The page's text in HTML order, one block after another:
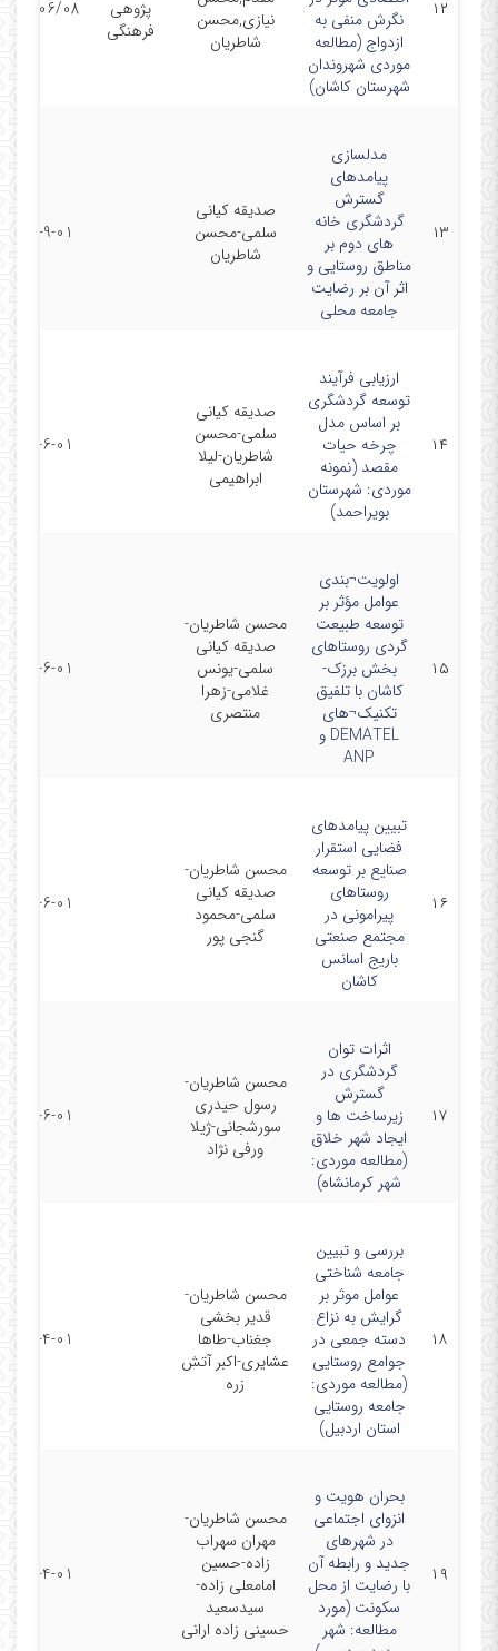
۱۲
نگرش منفی به
ازدواج (مطالعه
موردی شهروندان
شهرستان کاشان)
نیازی,محسن
شاطریان
پژوهی
فرهنگی
06/08
۱۳
مدلسازی
پیامدهای
گسترش
گردشگری خانه
های دوم بر
مناطق روستایی و
اثر آن بر رضایت
جامعه محلی
صدیقه کیانی
سلمی-محسن
شاطریان
2017-9-01
۱۴
ارزیابی فرآیند
توسعه گردشگری
بر اساس مدل
چرخه حیات
مقصد (نمونه
موردی: شهرستان
بویراحمد)
صدیقه کیانی
سلمی-محسن
شاطریان-لیلا
ابراهیمی
2017-6-01
۱۵
اولویت¬بندی
عوامل مؤثر بر
توسعه طبیعت
گردی روستاهای
بخش برزک-
کاشان با تلفیق
تکنیک¬های
DEMATEL و
ANP
محسن شاطریان-
صدیقه کیانی
سلمی-یونس
غلامی-زهرا
منتصری
2017-6-01
۱۶
تبیین پیامدهای
فضایی استقرار
صنایع بر توسعه
روستاهای
پیرامونی در
مجتمع صنعتی
باریج اسانس
کاشان
محسن شاطریان-
صدیقه کیانی
سلمی-محمود
گنجی پور
2017-6-01
۱۷
اثرات توان
گردشگری در
گسترش
زیرساخت ها و
ایجاد شهر خلاق
(مطالعه موردی:
شهر کرمانشاه)
محسن شاطریان-
رسول حیدری
سورشجانی-ژیلا
ورفی نژاد
2017-6-01
۱۸
بررسی و تبیین
جامعه شناختی
عوامل موثر بر
گرایش به نزاع
دسته جمعی در
جوامع روستایی
(مطالعه موردی:
جامعه روستایی
استان اردبیل)
محسن شاطریان-
قدیر بخشی
جغناب-طاها
عشایری-اکبر آتش
زره
2017-4-01
۱۹
بحران هویت و
انزوای اجتماعی
در شهرهای
جدید و رابطه آن
با رضایت از محل
سکونت (مورد
مطالعه: شهر
محسن شاطریان-
مهران سهراب
زاده-حسین
امامعلی زاده-
سیدسعید
حسینی زاده ارانی
2017-4-01